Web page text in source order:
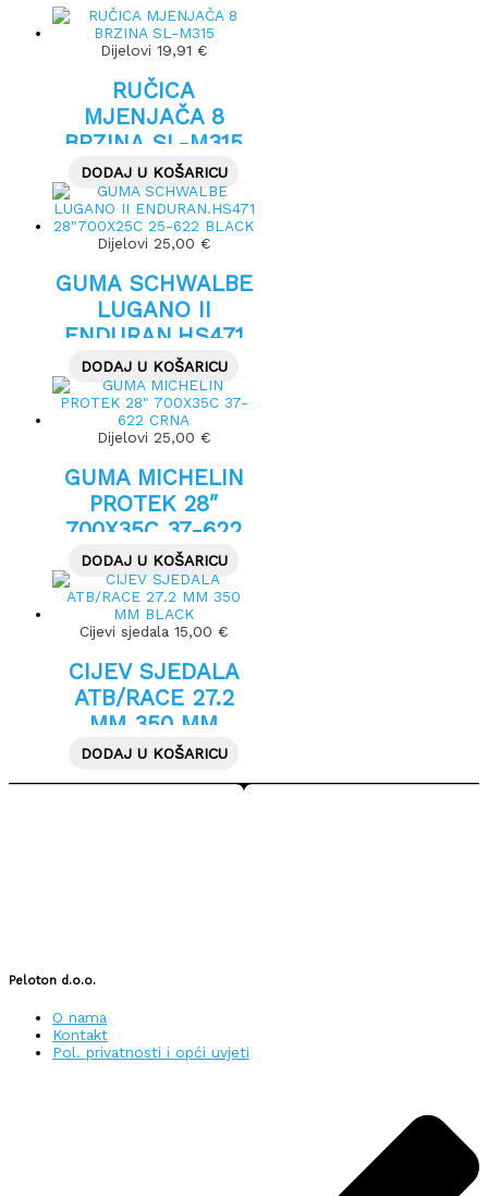
Dijelovi 19,91 €
RUČICA
MJENJAČA 8
BRZINA SL-M315
DODAJ U KOŠARICU
Dijelovi 25,00 €
GUMA SCHWALBE
LUGANO II
ENDURAN.HS471
28″700X25C 25-
622 BLACK
DODAJ U KOŠARICU
Dijelovi 25,00 €
GUMA MICHELIN
PROTEK 28″
700X35C 37-622
CRNA
DODAJ U KOŠARICU
Cijevi sjedala 15,00 €
CIJEV SJEDALA
ATB/RACE 27.2
MM 350 MM
BLACK
DODAJ U KOŠARICU
Peloton d.o.o.
O nama
Kontakt
Pol. privatnosti i opći uvjeti